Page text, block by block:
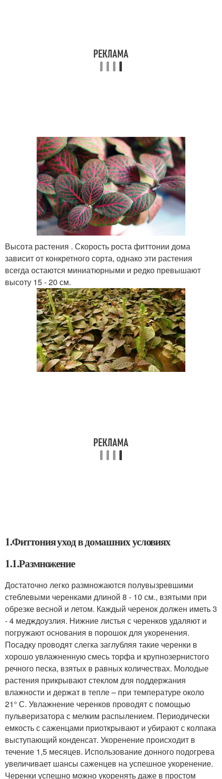
Высота растения . Скорость роста фиттонии дома
зависит от конкретного сорта, однако эти растения
всегда остаются миниатюрными и редко превышают
высоту 15 - 20 см.
1.Фиттония уход в домашних условиях
1.1.Размножение
Достаточно легко размножаются полувызревшими
стеблевыми черенками длиной 8 - 10 см., взятыми при
обрезке весной и летом. Каждый черенок должен иметь 3
- 4 медждоузлия. Нижние листья с черенков удаляют и
погружают основания в порошок для укоренения.
Посадку проводят слегка заглубляя такие черенки в
хорошо увлажненную смесь торфа и крупнозернистого
речного песка, взятых в равных количествах. Молодые
растения прикрывают стеклом для поддержания
влажности и держат в тепле – при температуре около
21° С. Увлажнение черенков проводят с помощью
пульверизатора с мелким распылением. Периодически
емкость с саженцами приоткрывают и убирают с колпака
выступающий конденсат. Укоренение происходит в
течение 1,5 месяцев. Использование донного подогрева
увеличивает шансы саженцев на успешное укоренение.
Черенки успешно можно укоренять даже в простом